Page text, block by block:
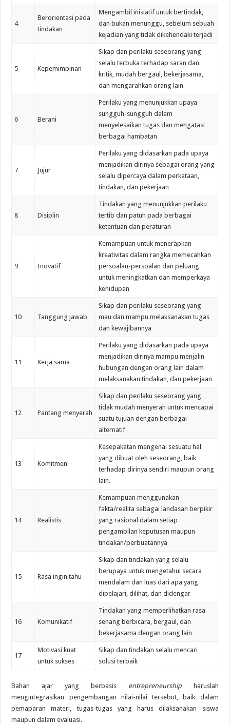
4
Berorientasi pada
tindakan
Mengambil inisiatif untuk bertindak,
dan bukan menunggu, sebelum sebuah
kejadian yang tidak dikehendaki terjadi
5 Kepemimpinan
Sikap dan perilaku seseorang yang
selalu terbuka terhadap saran dan
kritik, mudah bergaul, bekerjasama,
dan mengarahkan orang lain
6 Berani
Perilaku yang menunjukkan upaya
sungguh-sungguh dalam
menyelesaikan tugas dan mengatasi
berbagai hambatan
7 Jujur
Perilaku yang didasarkan pada upaya
menjadikan dirinya sebagai orang yang
selalu dipercaya dalam perkataan,
tindakan, dan pekerjaan
8 Disiplin
Tindakan yang menunjukkan perilaku
tertib dan patuh pada berbagai
ketentuan dan peraturan
9 Inovatif
Kemampuan untuk menerapkan
kreativitas dalam rangka memecahkan
persoalan-persoalan dan peluang
untuk meningkatkan dan memperkaya
kehidupan
10 Tanggung jawab
Sikap dan perilaku seseorang yang
mau dan mampu melaksanakan tugas
dan kewajibannya
11 Kerja sama
Perilaku yang didasarkan pada upaya
menjadikan dirinya mampu menjalin
hubungan dengan orang lain dalam
melaksanakan tindakan, dan pekerjaan
12 Pantang menyerah
Sikap dan perilaku seseorang yang
tidak mudah menyerah untuk mencapai
suatu tujuan dengan berbagai
alternatif
13 Komitmen
Kesepakatan mengenai sesuatu hal
yang dibuat oleh seseorang, baik
terhadap dirinya sendiri maupun orang
lain.
14 Realistis
Kemampuan menggunakan
fakta/realita sebagai landasan berpikir
yang rasional dalam setiap
pengambilan keputusan maupun
tindakan/perbuatannya
15 Rasa ingin tahu
Sikap dan tindakan yang selalu
berupaya untuk mengetahui secara
mendalam dan luas dari apa yang
dipelajari, dilihat, dan didengar
16 Komunikatif
Tindakan yang memperlihatkan rasa
senang berbicara, bergaul, dan
bekerjasama dengan orang lain
17
Motivasi kuat
untuk sukses
Sikap dan tindakan selalu mencari
solusi terbaik
Bahan ajar yang berbasis entrepreneurshipharuslah
mengintegrasikan pengembangan nilai-nilai tersebut, baik dalam
pemaparan materi, tugas-tugas yang harus dilaksanakan siswa
maupun dalam evaluasi.